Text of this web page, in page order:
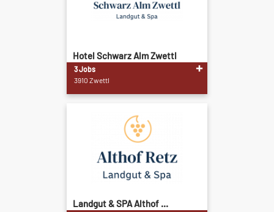
Hotel Schwarz Alm Zwettl
3 Jobs
3910 Zwettl
Landgut & SPA Althof ...